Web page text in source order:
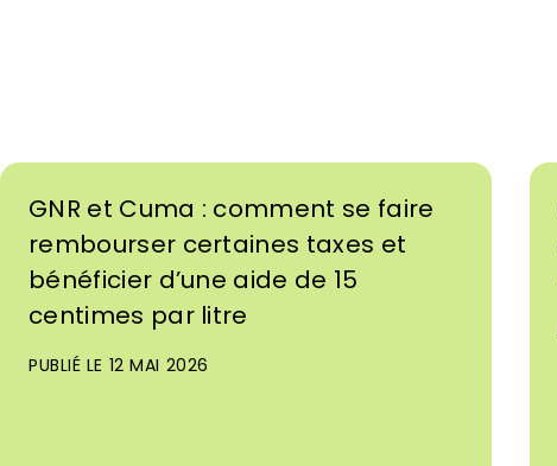
GNR et Cuma : comment se faire
rembourser certaines taxes et
bénéficier d’une aide de 15
centimes par litre
PUBLIÉ LE 12 MAI 2026